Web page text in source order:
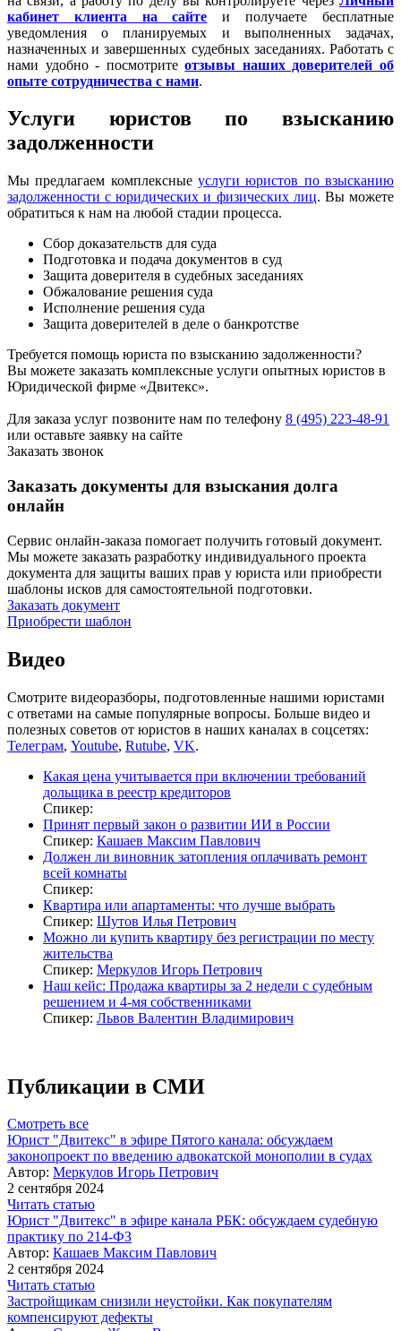
кабинет клиента на сайте и получаете бесплатные
уведомления о планируемых и выполненных задачах,
назначенных и завершенных судебных заседаниях. Работать с
нами удобно - посмотритеотзывы наших доверителей об
опыте сотрудничества с нами.
Услуги юристов по взысканию
задолженности
Мы предлагаем комплексные услуги юристов по взысканию
задолженности с юридических и физических лиц. Вы можете
обратиться к нам на любой стадии процесса.
Сбор доказательств для суда
Подготовка и подача документов в суд
Защита доверителя в судебных заседаниях
Обжалование решения суда
Исполнение решения суда
Защита доверителей в деле о банкротстве
Требуется помощь юриста по взысканию задолженности?
Вы можете заказать комплексные услуги опытных юристов в
Юридической фирме «Двитекс».
Для заказа услуг позвоните нам по телефону 8 (495) 223-48-91
или оставьте заявку на сайте
Заказать звонок
Заказать документы для взыскания долга
онлайн
Сервис онлайн-заказа помогает получить готовый документ.
Мы можете заказать разработку индивидуального проекта
документа для защиты ваших прав у юриста или приобрести
шаблоны исков для самостоятельной подготовки.
Заказать документ
Приобрести шаблон
Видео
Смотрите видеоразборы, подготовленные нашими юристами
с ответами на самые популярные вопросы. Больше видео и
полезных советов от юристов в наших каналах в соцсетях:
Телеграм, Youtube, Rutube, VK.
Какая цена учитывается при включении требований
дольщика в реестр кредиторов
Спикер:
Принят первый закон о развитии ИИ в России
Спикер: Кашаев Максим Павлович
Должен ли виновник затопления оплачивать ремонт
всей комнаты
Спикер:
Квартира или апартаменты: что лучше выбрать
Спикер: Шутов Илья Петрович
Можно ли купить квартиру без регистрации по месту
жительства
Спикер: Меркулов Игорь Петрович
Наш кейс: Продажа квартиры за 2 недели с судебным
решением и 4-мя собственниками
Спикер: Львов Валентин Владимирович
Публикации в СМИ
Смотреть все
Юрист "Двитекс" в эфире Пятого канала: обсуждаем
законопроект по введению адвокатской монополии в судах
Автор: Меркулов Игорь Петрович
2 сентября 2024
Читать статью
Юрист "Двитекс" в эфире канала РБК: обсуждаем судебную
практику по 214-ФЗ
Автор: Кашаев Максим Павлович
2 сентября 2024
Читать статью
Застройщикам снизили неустойки. Как покупателям
компенсируют дефекты